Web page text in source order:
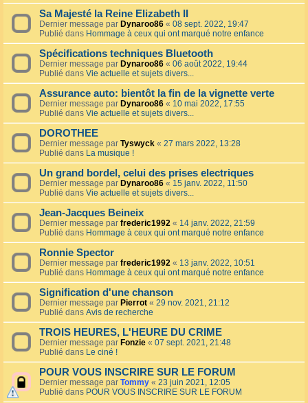
Sa Majesté la Reine Elizabeth II
Dernier message par Dynaroo86 « 08 sept. 2022, 19:47
Publié dans Hommage à ceux qui ont marqué notre enfance
Spécifications techniques Bluetooth
Dernier message par Dynaroo86 « 06 août 2022, 19:44
Publié dans Vie actuelle et sujets divers...
Assurance auto: bientôt la fin de la vignette verte
Dernier message par Dynaroo86 « 10 mai 2022, 17:55
Publié dans Vie actuelle et sujets divers...
DOROTHEE
Dernier message par Tyswyck « 27 mars 2022, 13:28
Publié dans La musique !
Un grand bordel, celui des prises electriques
Dernier message par Dynaroo86 « 15 janv. 2022, 11:50
Publié dans Vie actuelle et sujets divers...
Jean-Jacques Beineix
Dernier message par frederic1992 « 14 janv. 2022, 21:59
Publié dans Hommage à ceux qui ont marqué notre enfance
Ronnie Spector
Dernier message par frederic1992 « 13 janv. 2022, 10:51
Publié dans Hommage à ceux qui ont marqué notre enfance
Signification d'une chanson
Dernier message par Pierrot « 29 nov. 2021, 21:12
Publié dans Avis de recherche
TROIS HEURES, L'HEURE DU CRIME
Dernier message par Fonzie « 07 sept. 2021, 21:48
Publié dans Le ciné !
POUR VOUS INSCRIRE SUR LE FORUM
Dernier message par Tommy « 23 juin 2021, 12:05
Publié dans POUR VOUS INSCRIRE SUR LE FORUM